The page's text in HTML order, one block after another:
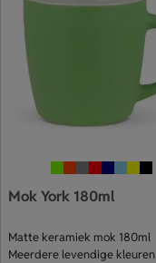
Mok York 180ml
Matte keramiek mok 180ml
Meerdere levendige kleuren